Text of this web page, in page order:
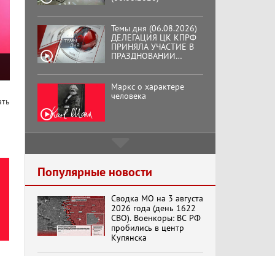
Темы дня (06.08.2026)
ДЕЛЕГАЦИЯ ЦК КПРФ
ПРИНЯЛА УЧАСТИЕ В
ПРАЗДНОВАНИИ
ТРЕТЬЕЙ ГОДОВЩИНЫ
ОСВОБОЖДЕНИЯ ОРЛА
ОТ НЕМЕЦКО-
ФАШИСТСКИХ
Маркс о характере
человека
кооператор
Хук слева:
«Додоговаривались...»
(11.06.2026)
Популярные новости
Сводка МО на 3 августа
2026 года (день 1622
СВО). Военкоры: ВС РФ
пробились в центр
Купянска